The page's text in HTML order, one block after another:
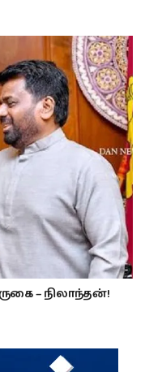
– நிலாந்தன்!